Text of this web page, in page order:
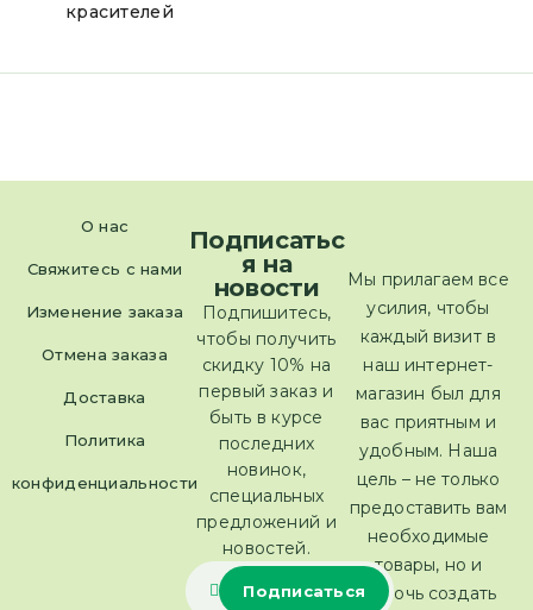
красителей
О нас
Свяжитесь с нами
Изменение заказа
Отмена заказа
Доставка
Политика
конфиденциальности
Мы прилагаем все
усилия, чтобы
каждый визит в
наш интернет-
магазин был для
вас приятным и
удобным. Наша
цель – не только
предоставить вам
необходимые
товары, но и
помочь создать
Подписатьс
я на
новости
Подпишитесь,
чтобы получить
скидку 10% на
первый заказ и
быть в курсе
последних
новинок,
специальных
предложений и
новостей.